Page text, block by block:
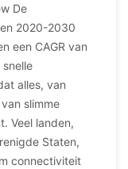
De
2020-2030
een CAGR van
alles, van
slimme
Veel landen,
Staten,
connectiviteit